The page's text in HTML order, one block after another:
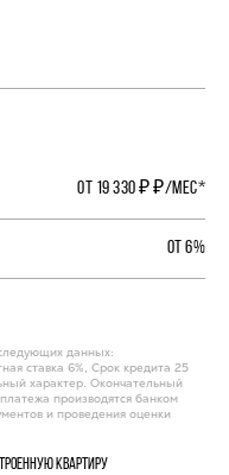
ОТ 19 330 ₽ ₽/МЕС*
ОТ 6%
данных:
ставка 6%, Срок кредита 25
характер. Окончательный
производятся банком
и проведения оценки
квартиру